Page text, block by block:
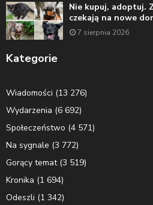
Nie kupuj, adoptuj.
czekają na nowe
7 sierpnia 2026
Kategorie
Wiadomości (13 276)
Wydarzenia (6 692)
Społeczeństwo (4 571)
Na sygnale (3 772)
Gorący temat(3 519)
Kronika (1 694)
Odeszli (1 342)